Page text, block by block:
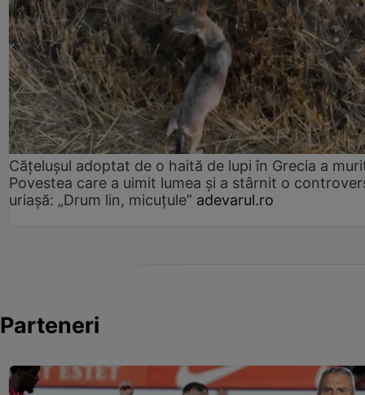
Cățelușul adoptat de o haită de lupi în Grecia a
Povestea care a uimit lumea și a stârnit o
uriașă: „Drum lin, micuțule” adevarul.ro
Parteneri